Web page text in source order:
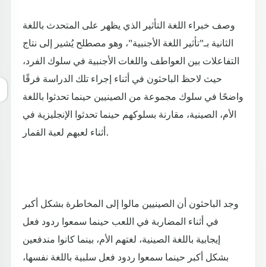
وصف خبراء اللغة التأثير الذي يظهر على المتحدث باللغة
الثانية بـ"تأثير اللغة الأجنبية"، وهو مصطلح يُشير إلى نتاج
التفاعلات بين العواطف واللغات الأجنبية في سلوك الفرد،
حيث لاحظ الباحثون في أثناء إجراء تلك الدراسة فرقًا
واضحًا في سلوك مجموعة من الصينيين حينما تحدثوا باللغة
الأم، الصينية، مقارنة بسلوكهم حينما تحدثوا الإنجليزية في
أثناء لعبهم لعبة القمار.
وجد الباحثون أن الصينيين مالوا إلى المخاطرة بشكل أكبر
في أثناء المضاربة في اللعب حينما سمعوا ردود فعل
إيجابية باللغة الصينية، لغتهم الأم، بينما كانوا مندفعين
بشكل أكبر حينما سمعوا ردود فعل سلبية باللغة نفسها،